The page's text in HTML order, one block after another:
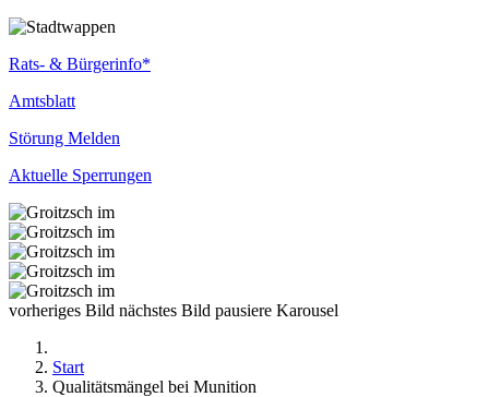
Rats- & Bürgerinfo*
Amtsblatt
Störung Melden
Aktuelle Sperrungen
vorheriges Bild nächstes Bild pausiere Karousel
Start
Qualitätsmängel bei Munition